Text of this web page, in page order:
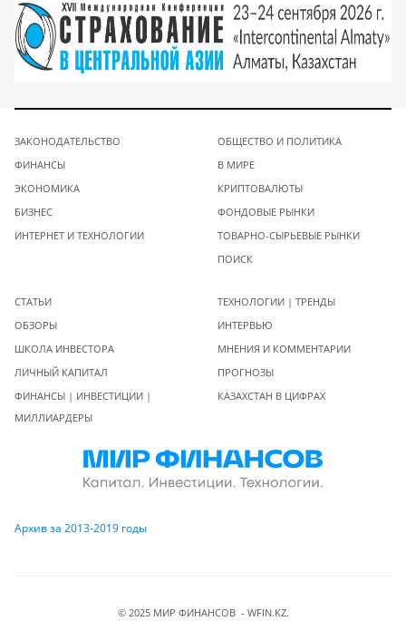
ЗАКОНОДАТЕЛЬСТВО
ФИНАНСЫ
ЭКОНОМИКА
БИЗНЕС
ИНТЕРНЕТ И ТЕХНОЛОГИИ
ОБЩЕСТВО И ПОЛИТИКА
В МИРЕ
КРИПТОВАЛЮТЫ
ФОНДОВЫЕ РЫНКИ
ТОВАРНО-СЫРЬЕВЫЕ РЫНКИ
ПОИСК
СТАТЬИ
ОБЗОРЫ
ШКОЛА ИНВЕСТОРА
ЛИЧНЫЙ КАПИТАЛ
ФИНАНСЫ | ИНВЕСТИЦИИ |
МИЛЛИАРДЕРЫ
ТЕХНОЛОГИИ | ТРЕНДЫ
ИНТЕРВЬЮ
МНЕНИЯ И КОММЕНТАРИИ
ПРОГНОЗЫ
КАЗАХСТАН В ЦИФРАХ
Архив за 2013-2019 годы
© 2025 МИР ФИНАНСОВ - WFIN.KZ.